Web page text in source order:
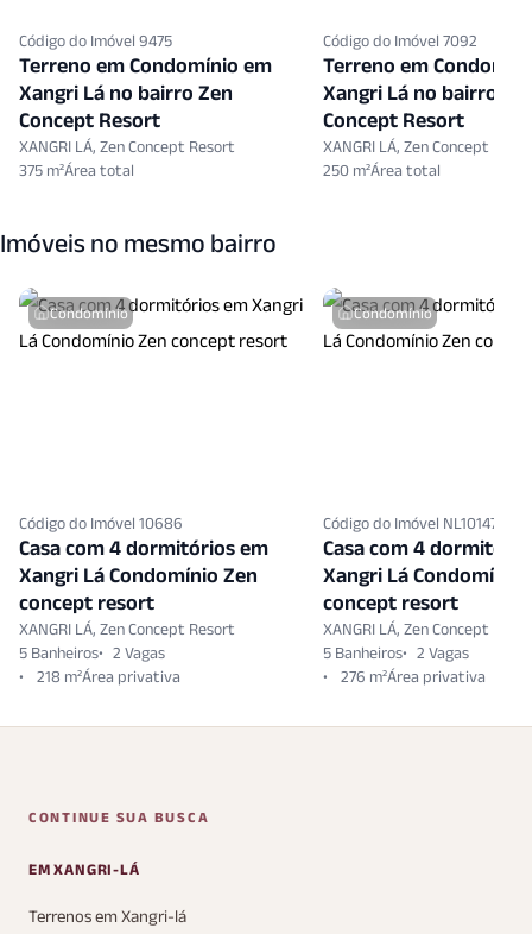
Código do Imóvel 9475
Terreno em Condomínio em
Xangri Lá no bairro Zen
Concept Resort
XANGRI LÁ, Zen Concept Resort
375 m²
Código do Imóvel 7092
Terreno em
Xangri Lá no bairro
Concept Resort
XANGRI LÁ, Zen Concept
250 m²
Imóveis no mesmo bairro
Condomínio
Código do Imóvel 10686
Casa com 4 dormitórios em
Xangri Lá Condomínio Zen
concept resort
XANGRI LÁ, Zen Concept Resort
5 Banheiros
2 Vagas
218 m²
Condomínio
Código do Imóvel NL10147897
Casa com 4
Xangri Lá Condomínio
concept resort
XANGRI LÁ, Zen Concept
5 Banheiros
2 Vagas
276 m²
CONTINUE SUA BUSCA
EM XANGRI-LÁ
Terrenos em Xangri-lá